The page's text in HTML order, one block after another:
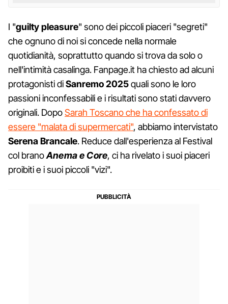
I "guilty pleasure" sono dei piccoli piaceri "segreti"
che ognuno di noi si concede nella normale
quotidianità, soprattutto quando si trova da solo o
nell'intimità casalinga. Fanpage.it ha chiesto ad alcuni
protagonisti diSanremo 2025quali sono le loro
passioni inconfessabili e i risultati sono stati davvero
originali. DopoSarah Toscano che ha confessato di
essere "malata di supermercati", abbiamo intervistato
Serena Brancale. Reduce dall'esperienza al Festival
col branoAnema e Core, ci ha rivelato i suoi piaceri
proibiti e i suoi piccoli "vizi".